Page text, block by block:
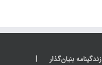
زندگینامه بنیان‌گذار